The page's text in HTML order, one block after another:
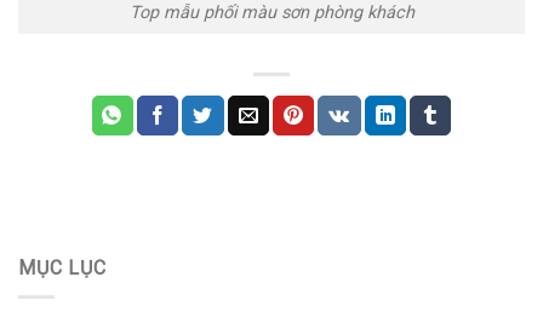
Top mẫu phối màu sơn phòng khách
MỤC LỤC